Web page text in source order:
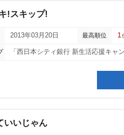
!スキップ!
2013年03月20日 最高順位 1
「西日本シティ銀行 新生活応援キャ
いいじゃん